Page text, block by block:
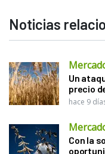
Noticias
Un
precio
hace 9
Con la